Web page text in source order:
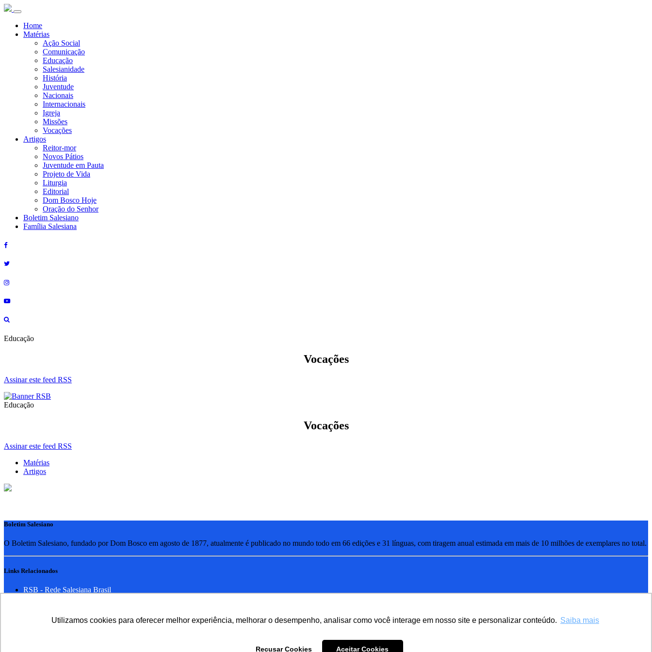
Utilizamos cookies para oferecer melhor experiência, melhorar o desempenho, analisar como você interage em nosso site e personalizar conteúdo. Saiba mais
Recusar Cookies Aceitar Cookies
Home
Matérias
Ação Social
Comunicação
Educação
Salesianidade
História
Juventude
Nacionais
Internacionais
Igreja
Missões
Vocações
Artigos
Reitor-mor
Novos Pátios
Juventude em Pauta
Projeto de Vida
Liturgia
Editorial
Dom Bosco Hoje
Oração do Senhor
Boletim Salesiano
Família Salesiana
Educação
Vocações
Assinar este feed RSS
Educação
Vocações
Assinar este feed RSS
Matérias
Artigos
Boletim Salesiano
O Boletim Salesiano, fundado por Dom Bosco em agosto de 1877, atualmente é publicado no mundo todo em 66 edições e 31 línguas, com tiragem anual estimada em mais de 10 milhões de exemplares no total.
Links Relacionados
RSB - Rede Salesiana Brasil